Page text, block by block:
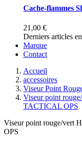
Cache-flammes
21,00 €
Derniers articles
Marque
Contact
Accueil
accessoires
Viseur Point
Viseur point
TACTICAL OPS
Viseur point rouge/vert
OPS